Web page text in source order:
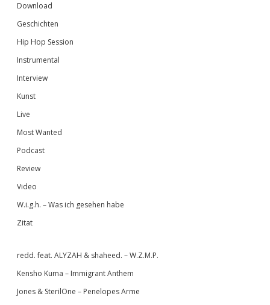
Download
Geschichten
Hip Hop Session
Instrumental
Interview
Kunst
Live
Most Wanted
Podcast
Review
Video
W.i.g.h. – Was ich gesehen habe
Zitat
redd. feat. ALYZAH & shaheed. – W.Z.M.P.
Kensho Kuma – Immigrant Anthem
Jones & SterilOne – Penelopes Arme